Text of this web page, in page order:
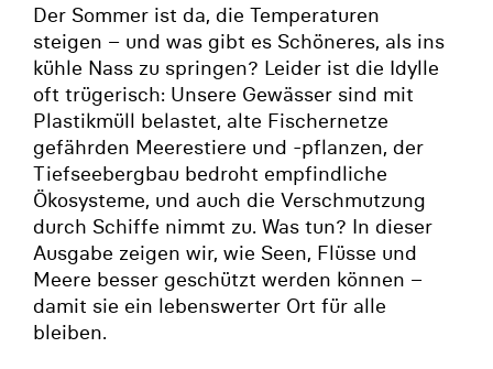
Der Sommer ist da, die Temperaturen
steigen – und was gibt es Schöneres, als ins
kühle Nass zu springen? Leider ist die Idylle
oft trügerisch: Unsere Gewässer sind mit
Plastikmüll belastet, alte Fischernetze
gefährden Meerestiere und -pflanzen, der
Tiefseebergbau bedroht empfindliche
Ökosysteme, und auch die Verschmutzung
durch Schiffe nimmt zu. Was tun? In dieser
Ausgabe zeigen wir, wie Seen, Flüsse und
Meere besser geschützt werden können –
damit sie ein lebenswerter Ort für alle
bleiben.